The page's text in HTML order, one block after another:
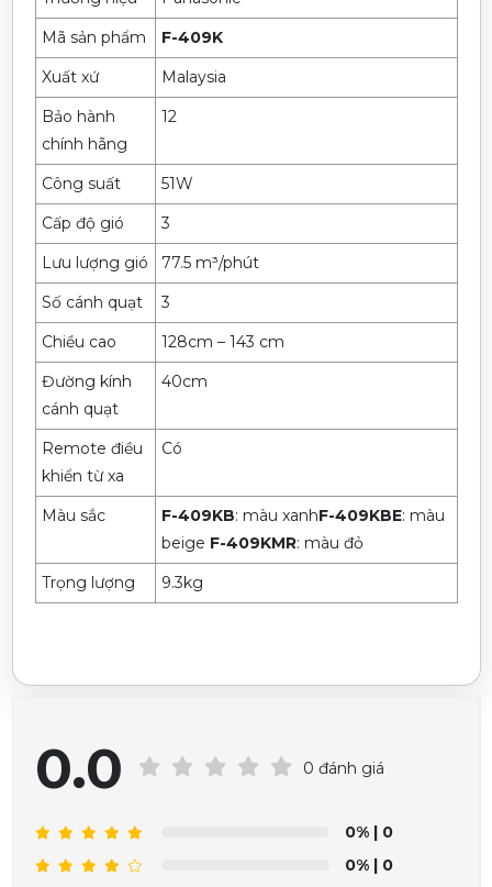
Mã sản phẩm
F-409K
Xuất xứ
Malaysia
Bảo hành
chính hãng
12
Công suất
51W
Cấp độ gió
3
Lưu lượng gió
77.5 m³/phút
Số cánh quạt
3
Chiều cao
128cm – 143 cm
Đường kính
cánh quạt
40cm
Remote điều
khiển từ xa
Có
Màu sắc F-409KB: màu xanhF-409KBE: màu
beige F-409KMR: màu đỏ
Trọng lượng
9.3kg
0.0 0 đánh giá
0% | 0
0% | 0